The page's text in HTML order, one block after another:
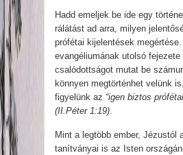
Hadd emeljek be ide egy
rálátást ad arra, milyen
prófétai kijelentések
evangéliumának utolsó fejezete
csalódottságot mutat be
könnyen megtörténhet velünk
figyelünk az “igen biztos
(II.Péter 1:19)
Mint a legtöbb ember, Jézustól
tanítványai is az Isten